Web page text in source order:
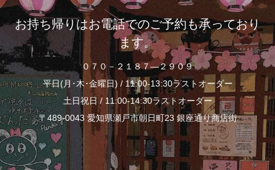
お持ち帰りはお電話でのご予約も承っており
ます。
０７０－２１８７―２９０９
平日(月･木･金曜日) / 11:00-13:30ラストオーダー
土日祝日 / 11:00-14:30ラストオーダー
〒489-0043 愛知県瀬戸市朝日町23 銀座通り商店街